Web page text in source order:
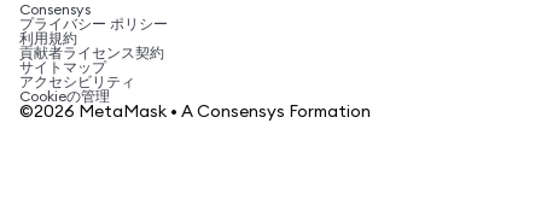
SHIBの購入
BNBの購入
税制関連ニュース
暗号資産の購入方法は？
ビットコインを売るには？
Consensys
プライバシー ポリシー
利用規約
貢献者ライセンス契約
サイトマップ
アクセシビリティ
Cookieの管理
©2026 MetaMask • A Consensys Formation